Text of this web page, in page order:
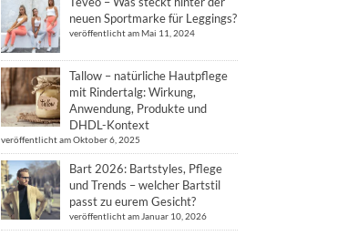
neuen Sportmarke für Leggings?
veröffentlicht am Mai 11, 2024
Tallow – natürliche Hautpflege
mit Rindertalg: Wirkung,
Anwendung, Produkte und
DHDL-Kontext
veröffentlicht am Oktober 6, 2025
Bart 2026: Bartstyles, Pflege
und Trends – welcher Bartstil
passt zu eurem Gesicht?
veröffentlicht am Januar 10, 2026